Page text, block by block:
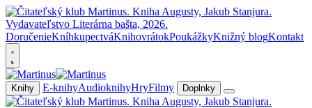
DoručenieKníhkupectváKnihovrátokPoukážkyKnižný blogKontakt
Knihy E-knihyAudioknihyHryFilmy Doplnky